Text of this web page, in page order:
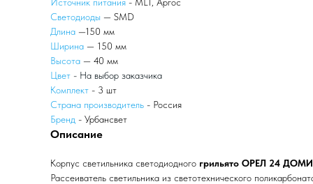
Светодиоды — SMD
Длина —150 мм
Ширина — 150 мм
Высота — 40 мм
Цвет - На выбор заказчика
Комплект - 3 шт
Страна производитель - Россия
Бренд - Урбансвет
Описание
Корпус светильника светодиодного грильято ОРЕЛ 24
Рассеиватель светильника из светотехнического